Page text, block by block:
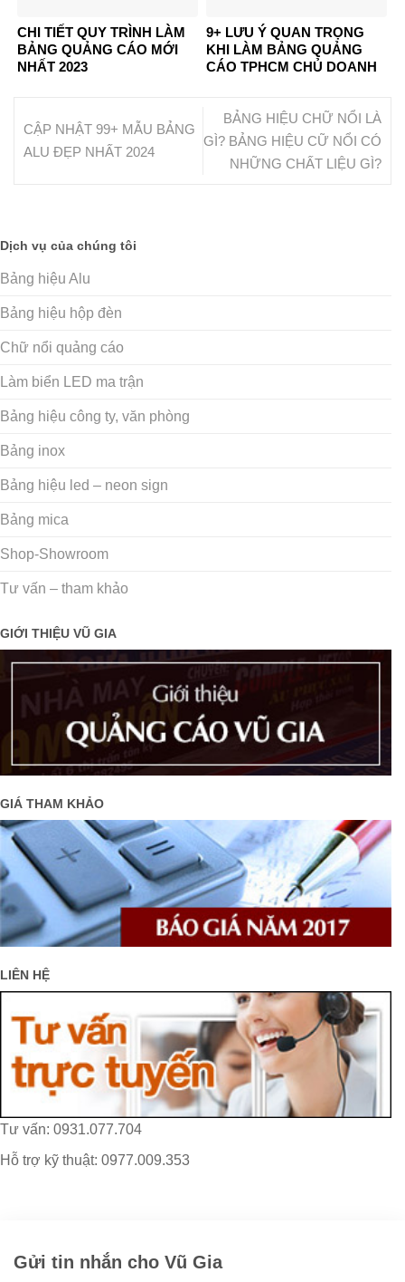
CHI TIẾT QUY TRÌNH LÀM
BẢNG QUẢNG CÁO MỚI
NHẤT 2023
9+ LƯU Ý QUAN TRỌNG
KHI LÀM BẢNG QUẢNG
CÁO TPHCM CHỦ DOANH
CẬP NHẬT 99+ MẪU BẢNG
ALU ĐẸP NHẤT 2024
BẢNG HIỆU CHỮ NỔI LÀ
GÌ? BẢNG HIỆU CỮ NỔI CÓ
NHỮNG CHẤT LIỆU GÌ?
Dịch vụ của chúng tôi
Bảng hiệu Alu
Bảng hiệu hộp đèn
Chữ nổi quảng cáo
Làm biển LED ma trận
Bảng hiệu công ty, văn phòng
Bảng inox
Bảng hiệu led – neon sign
Bảng mica
Shop-Showroom
Tư vấn – tham khảo
GIỚI THIỆU VŨ GIA
GIÁ THAM KHẢO
LIÊN HỆ
Tư vấn: 0931.077.704
Hỗ trợ kỹ thuật: 0977.009.353
Gửi tin nhắn cho Vũ Gia